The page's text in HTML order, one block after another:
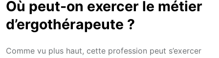
Où peut-on exercer le métier
d’ergothérapeute ?
Comme vu plus haut, cette profession peut s’exercer